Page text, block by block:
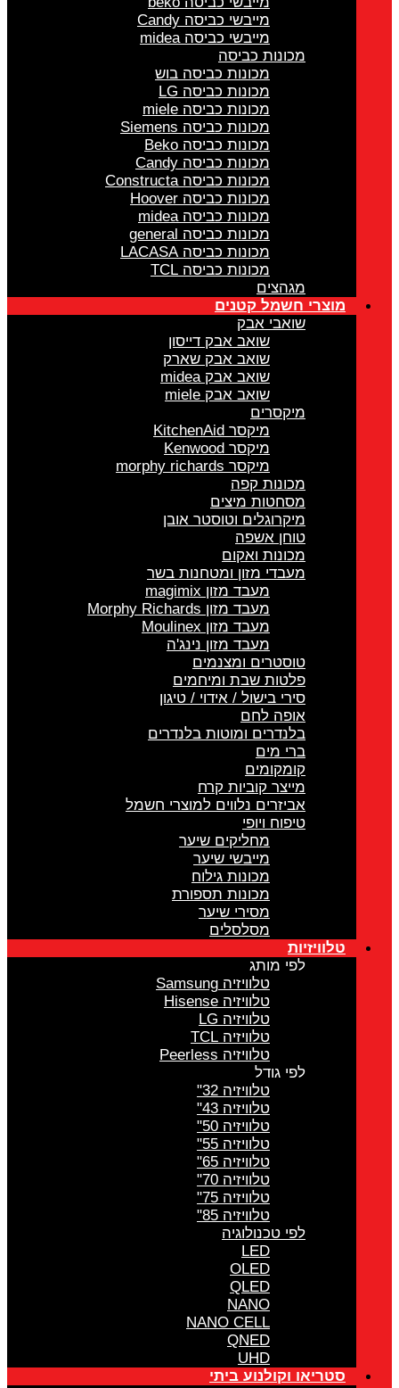
מייבשי כביסה Candy
מייבשי כביסה midea
מכונות כביסה
מכונות כביסה בוש
מכונות כביסה LG
מכונות כביסה miele
מכונות כביסה Siemens
מכונות כביסה Beko
מכונות כביסה Candy
מכונות כביסה Constructa
מכונות כביסה Hoover
מכונות כביסה midea
מכונות כביסה general
מכונות כביסה LACASA
מכונות כביסה TCL
מגהצים
מוצרי חשמל קטנים
שואבי אבק
שואב אבק דייסון
שואב אבק שארק
שואב אבק midea
שואב אבק miele
מיקסרים
מיקסר KitchenAid
מיקסר Kenwood
מיקסר morphy richards
מכונות קפה
מסחטות מיצים
מיקרוגלים וטוסטר אובן
טוחן אשפה
מכונות ואקום
מעבדי מזון ומטחנות בשר
מעבד מזון magimix
מעבד מזון Morphy Richards
מעבד מזון Moulinex
מעבד מזון נינג'ה
טוסטרים ומצנמים
פלטות שבת ומיחמים
סירי בישול / אידוי / טיגון
אופה לחם
בלנדרים ומוטות בלנדרים
ברי מים
קומקומים
מייצר קוביות קרח
אביזרים נלווים למוצרי חשמל
טיפוח ויופי
מחליקים שיער
מייבשי שיער
מכונות גילוח
מכונות תספורת
מסירי שיער
מסלסלים
טלוויזיות
לפי מותג
טלוויזיה Samsung
טלוויזיה Hisense
טלוויזיה LG
טלוויזיה TCL
טלוויזיה Peerless
לפי גודל
טלוויזיה 32"
טלוויזיה 43"
טלוויזיה 50"
טלוויזיה 55"
טלוויזיה 65"
טלוויזיה 70"
טלוויזיה 75"
טלוויזיה 85"
לפי טכנולוגיה
LED
OLED
QLED
NANO
NANO CELL
QNED
UHD
סטריאו וקולנוע ביתי